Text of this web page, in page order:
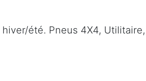
été. Pneus 4X4, Utilitaire,